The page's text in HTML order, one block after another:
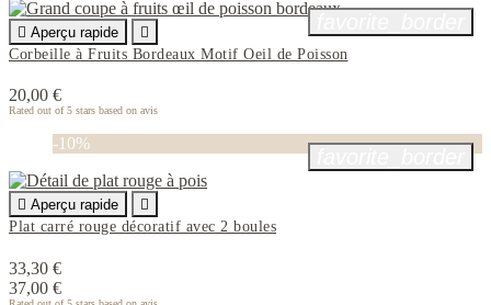
 Aperçu rapide

Corbeille à Fruits Bordeaux Motif Oeil de Poisson
20,00 €
Rated out of 5 stars based on avis
-10%
 Aperçu rapide

Plat carré rouge décoratif avec 2 boules
33,30 €
37,00 €